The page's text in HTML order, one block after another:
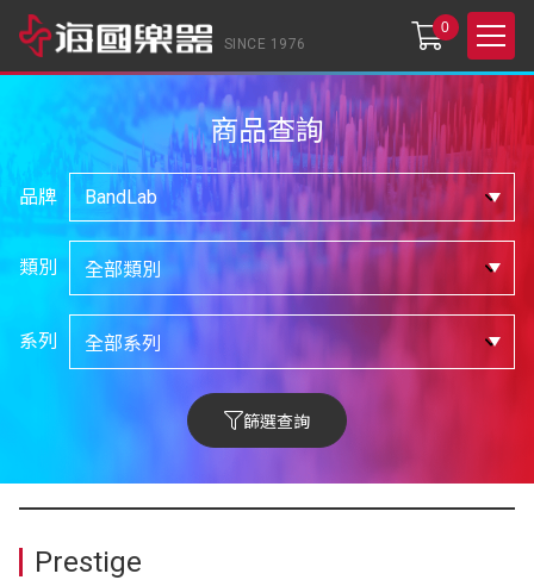
SINCE 1976
0
商品查詢
品牌
類別
系列
篩選查詢
Prestige